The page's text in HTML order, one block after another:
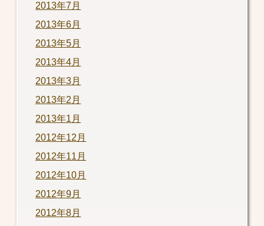
2013年7月
2013年6月
2013年5月
2013年4月
2013年3月
2013年2月
2013年1月
2012年12月
2012年11月
2012年10月
2012年9月
2012年8月